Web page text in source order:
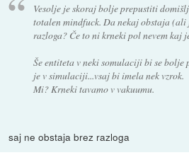
Vesolje je skoraj bolje prepustiti
totalen mindfuck. Da nekaj obstaja (ali
razloga? Če to ni krneki pol nevem kaj
Še entiteta v neki somulaciji bi se bolje
je v simulaciji...vsaj bi imela nek vzrok.
Mi? Krneki tavamo v vakuumu.
saj ne obstaja brez razloga